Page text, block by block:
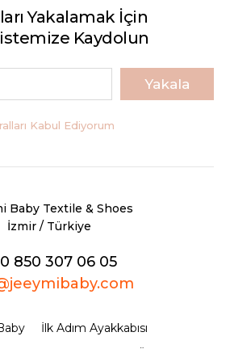
Taba Bony İsimli Bebek
Ayakkabısı
JEEYMI BABY
Ayakkabısı
720,00TL
Yakalamak İçin
Kaydolun
Yakala
Kabul Ediyorum
Baby Textile & Shoes
İzmir / Türkiye
850 307 06 05
İlk Adım Ayakkabısı